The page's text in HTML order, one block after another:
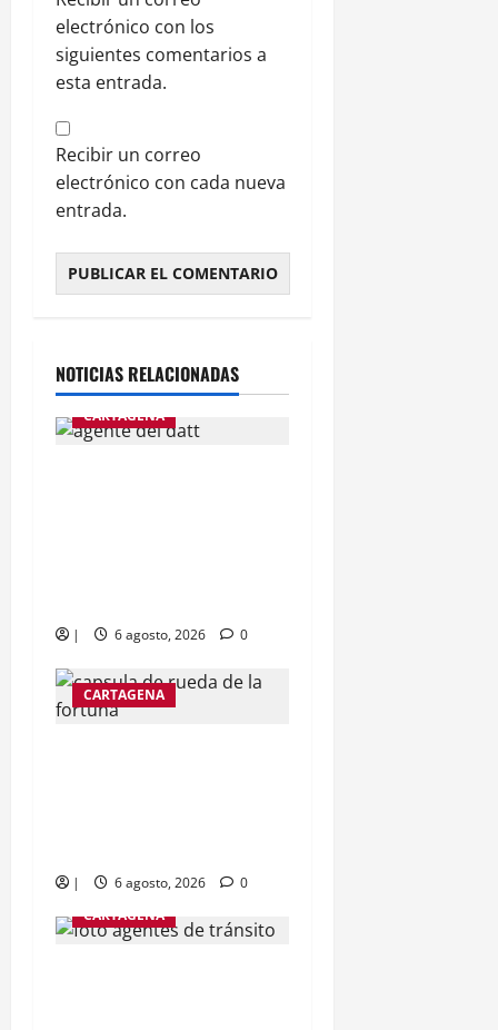
electrónico con los
siguientes comentarios a
esta entrada.
Recibir un correo
electrónico con cada nueva
entrada.
NOTICIAS RELACIONADAS
CARTAGENA
| 6 agosto, 2026 0
CARTAGENA
| 6 agosto, 2026
0
CARTAGENA